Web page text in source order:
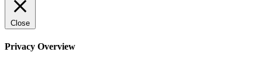
Close
Privacy Overview